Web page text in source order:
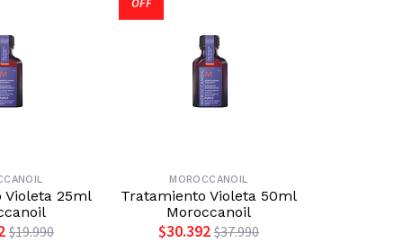
Violeta 25ml
$19.990
OFF
MOROCCANOIL
Tratamiento Violeta 50ml
Moroccanoil
$30.392 $37.990